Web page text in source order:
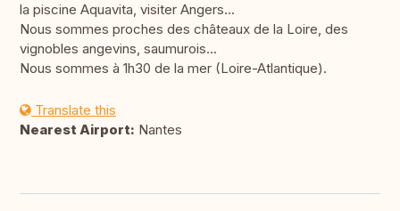
la piscine Aquavita, visiter Angers...
Nous sommes proches des châteaux de la Loire, des
vignobles angevins, saumurois...
Nous sommes à 1h30 de la mer (Loire-Atlantique).
Translate this
Nearest Airport: Nantes